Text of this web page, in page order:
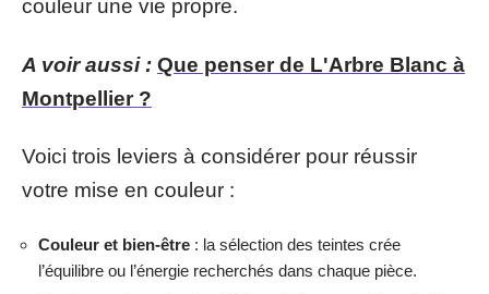
couleur une vie propre.
A voir aussi : Que penser de L'Arbre Blanc à
Montpellier ?
Voici trois leviers à considérer pour réussir
votre mise en couleur :
Couleur et bien-être : la sélection des teintes crée
l’équilibre ou l’énergie recherchés dans chaque pièce.